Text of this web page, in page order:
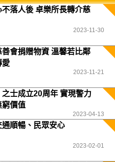
落人後 卓樂所長轉介慈
2023-11-30
會捐贈物資 溫馨若比鄰
愛
2023-11-21
之士成立20周年 實現警力
窮價值
2023-04-13
順暢、民眾安心
2023-02-01